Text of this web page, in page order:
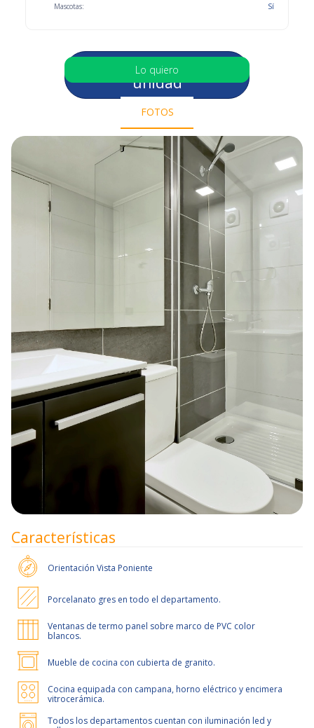
Mascotas:
Sí
Selecciona otra
unidad
Lo quiero
FOTOS
Características
Orientación Vista Poniente
Porcelanato gres en todo el departamento.
Ventanas de termo panel sobre marco de PVC color
blancos.
Mueble de cocina con cubierta de granito.
Cocina equipada con campana, horno eléctrico y encimera
vitrocerámica.
Todos los departamentos cuentan con iluminación led y